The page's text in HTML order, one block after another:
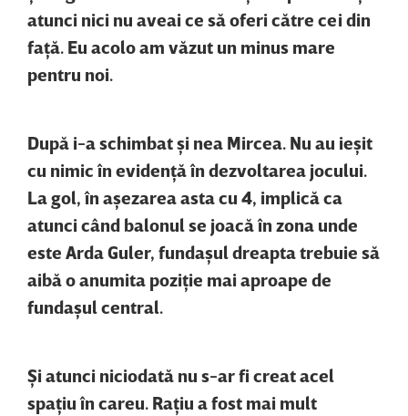
atunci nici nu aveai ce să oferi către cei din
faţă. Eu acolo am văzut un minus mare
pentru noi.
După i-a schimbat şi nea Mircea. Nu au ieşit
cu nimic în evidenţă în dezvoltarea jocului.
La gol, în aşezarea asta cu 4, implică ca
atunci când balonul se joacă în zona unde
este Arda Guler, fundaşul dreapta trebuie să
aibă o anumita poziţie mai aproape de
fundaşul central.
Şi atunci niciodată nu s-ar fi creat acel
spaţiu în careu. Raţiu a fost mai mult